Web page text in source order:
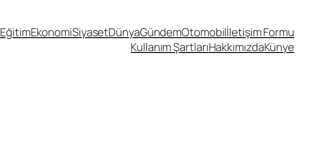
EğitimEkonomiSiyasetDünyaGündemOtomobilİletişim Formu
Kullanım ŞartlarıHakkımızdaKünye